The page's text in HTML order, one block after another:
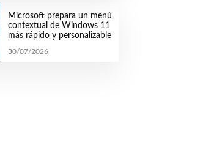
Microsoft prepara un menú
contextual de Windows 11
más rápido y personalizable
30/07/2026